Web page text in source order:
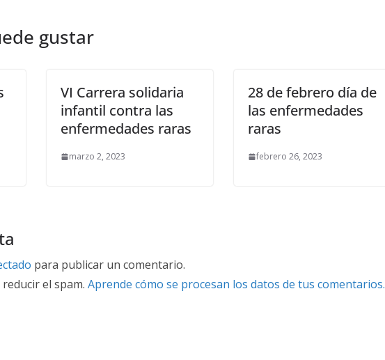
gustar
VI Carrera solidaria
infantil contra las
enfermedades raras
marzo 2, 2023
28 de febrero día de
las enfermedades
raras
febrero 26, 2023
para publicar un comentario.
el spam. Aprende cómo se procesan los datos de tus comentarios.